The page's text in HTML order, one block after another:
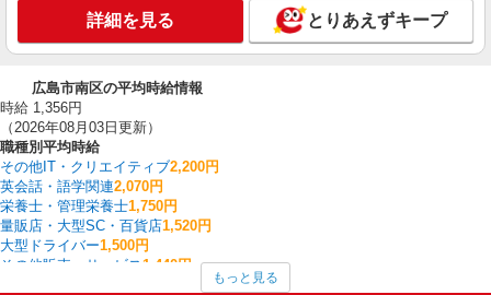
詳細を見る とりあえずキープ
広島市南区の平均時給情報
時給 1,356円
（2026年08月03日更新）
職種別平均時給
その他IT・クリエイティブ2,200円
英会話・語学関連2,070円
栄養士・管理栄養士1,750円
量販店・大型SC・百貨店1,520円
大型ドライバー1,500円
その他販売・サービス 1,440円
もっと見る